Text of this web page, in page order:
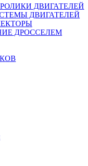
ДВИГАТЕЛЕЙ
ДВИГАТЕЛЕЙ
ДРОССЕЛЕМ